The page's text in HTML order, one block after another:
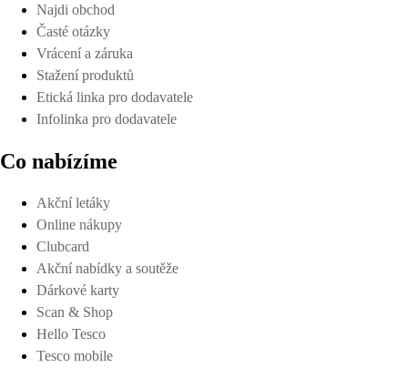
Najdi obchod
Časté otázky
Vrácení a záruka
Stažení produktů
Etická linka pro dodavatele
Infolinka pro dodavatele
Co nabízíme
Akční letáky
Online nákupy
Clubcard
Akční nabídky a soutěže
Dárkové karty
Scan & Shop
Hello Tesco
Tesco mobile